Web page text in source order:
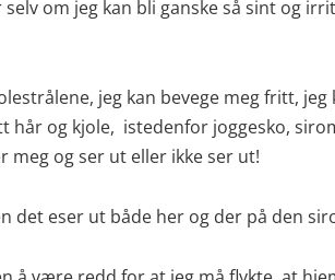
om jeg kan bli ganske så sint og
jeg kan bevege meg fritt,
hår og kjole, istedenfor joggesko,
og ser ut eller ikke ser ut!
eser ut både her og der på den